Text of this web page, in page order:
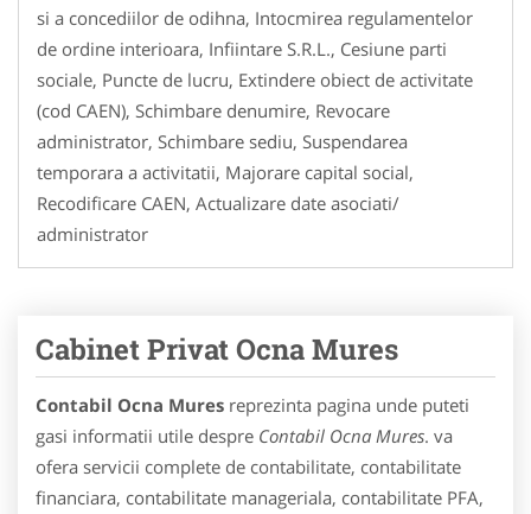
si a concediilor de odihna, Intocmirea regulamentelor
de ordine interioara, Infiintare S.R.L., Cesiune parti
sociale, Puncte de lucru, Extindere obiect de activitate
(cod CAEN), Schimbare denumire, Revocare
administrator, Schimbare sediu, Suspendarea
temporara a activitatii, Majorare capital social,
Recodificare CAEN, Actualizare date asociati/
administrator
Cabinet Privat Ocna Mures
Contabil Ocna Mures reprezinta pagina unde puteti
gasi informatii utile despre Contabil Ocna Mures. va
ofera servicii complete de contabilitate, contabilitate
financiara, contabilitate manageriala, contabilitate PFA,